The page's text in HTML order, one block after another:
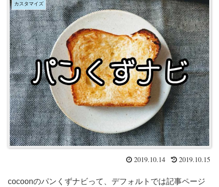
カスタマイズ
2019.10.15
2019.10.14
cocoonのパンくずナビって、デフォルトでは記事ページ